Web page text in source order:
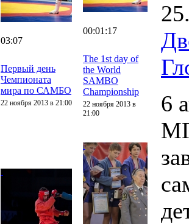
03:07
Первый день
Чемпионата
мира по САМБО
22 ноября 2013 в 21:00
00:01:17
The 1st day of
the World
SAMBO
Championship
22 ноября 2013 в
21:00
6